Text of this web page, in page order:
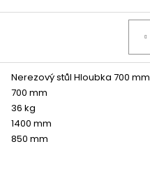
Nerezový stůl Hloubka 700 mm
700 mm
36 kg
1400 mm
850 mm